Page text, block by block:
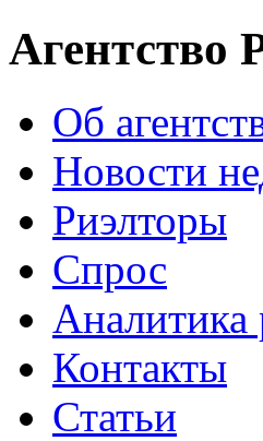
Агентство
Об
Новости
Риэлторы
Спрос
Контакты
Статьи